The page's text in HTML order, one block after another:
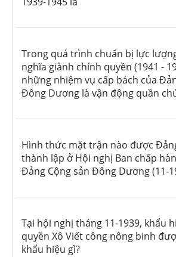
Trong quá trình chuẩn bị lực
nghĩa giành chính quyền (1941 -
những nhiệm vụ cấp bách của
Đông Dương là vận động quần
Hình thức mặt trận nào được
thành lập ở Hội nghị Ban chấp
Đảng Cộng sản Đông Dương (11-
Tại hội nghị tháng 11-1939, khẩu
quyền Xô Viết công nông binh
khẩu hiệu gì?